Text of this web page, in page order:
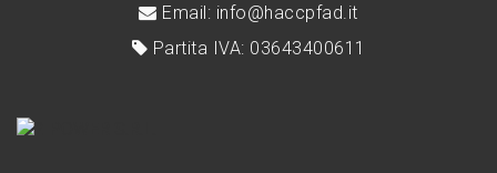
Email: info@haccpfad.it
Partita IVA: 03643400611